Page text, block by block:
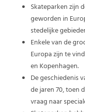
Skateparken zijn
geworden in
stedelijke
Enkele van de
Europa zijn te
en Kopenhagen.
De geschiedenis
de jaren 70, toen
vraag naar